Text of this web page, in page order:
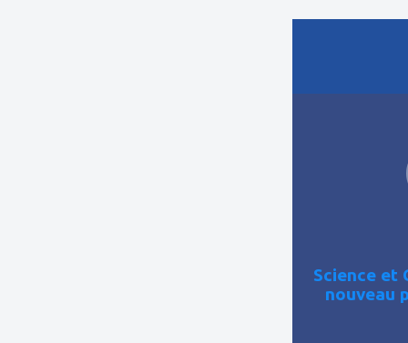
Science et
nouveau